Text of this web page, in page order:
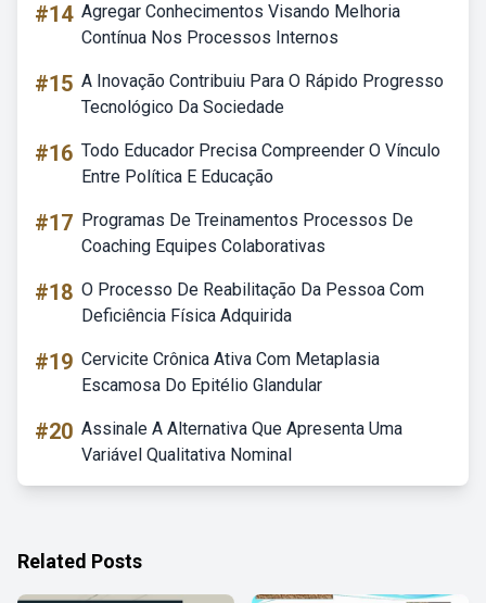
#14 Agregar Conhecimentos Visando Melhoria
Contínua Nos Processos Internos
#15 A Inovação Contribuiu Para O Rápido Progresso
Tecnológico Da Sociedade
#16 Todo Educador Precisa Compreender O Vínculo
Entre Política E Educação
#17 Programas De Treinamentos Processos De
Coaching Equipes Colaborativas
#18 O Processo De Reabilitação Da Pessoa Com
Deficiência Física Adquirida
#19 Cervicite Crônica Ativa Com Metaplasia
Escamosa Do Epitélio Glandular
#20 Assinale A Alternativa Que Apresenta Uma
Variável Qualitativa Nominal
Related Posts